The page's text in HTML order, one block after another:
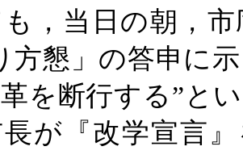
，当日の朝，
方懇」の答申に
を断行する”と
が『改学宣言